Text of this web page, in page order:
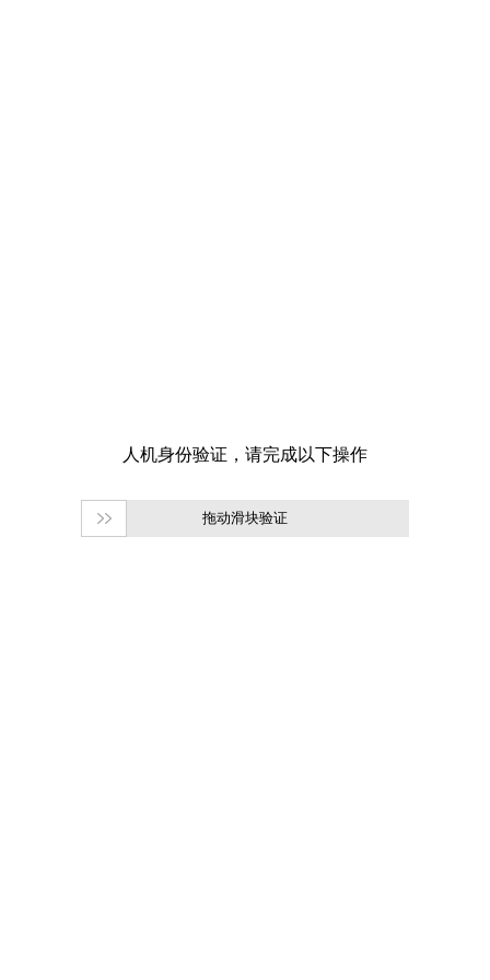
拖动滑块验证